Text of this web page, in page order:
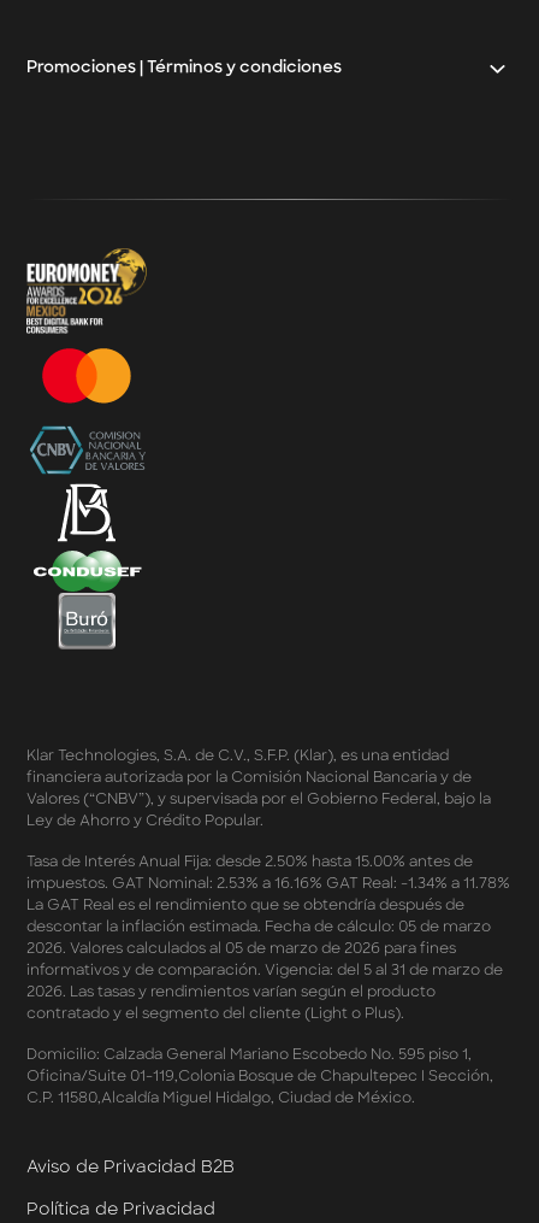
Promociones | Términos y condiciones
Términos y Condiciones - SplitK Tarjeta de Crédito No
Términos y Condiciones – Acceso a Klar Plus sin costo
Términos y Condiciones – 20% Cashback en
supermercados participantes
Términos y Condiciones Juegos de Mexico 2026
Términos y Condiciones - Amazon Prime Day 2026
Términos y Condiciones – Diferimiento de Compras
con 0% de Interés Desde App
Términos y Condiciones de Beneficios Uber Card
Powered by Klar
Klarfest - Mayo 2026
Klarfest - Día de las Madres 2026
Compra Mínima Klar Plus - SplitK 0% - Cashback
Starbucks 50% - Cashback 20% Décima Compra
Términos y Condiciones - Cashback Primera Compra
en Apple Pay
Términos y Condiciones - Mastercard te lleva a la
Términos y Condiciones – Fechas Dobles “3 de 3” 2026
Mercado Libre
Términos y Condiciones - Reducción Tasa de Interés en
Términos y Condiciones - Apartados - Tasas
Preferentes Febrero 2026
Términos y Condiciones - Programa de Cashback
AWIN
Pago de Servicios a MSI – Supermercados Enero -
Marzo 2026
Términos y Condiciones - Meses Sin Intereses y SplitK
Cashback
Términos y Condiciones Aplicables a la Tarjeta de
Apartados
Mastercard
Klar Technologies, S.A. de C.V., S.F.P. (Klar), es una entidad
financiera autorizada por la Comisión Nacional Bancaria y de
Valores (“CNBV”), y supervisada por el Gobierno Federal, bajo la
Ley de Ahorro y Crédito Popular.
Tasa de Interés Anual Fija: desde 2.50% hasta 15.00% antes de
impuestos. GAT Nominal: 2.53% a 16.16% GAT Real: -1.34% a 11.78%
La GAT Real es el rendimiento que se obtendría después de
descontar la inflación estimada. Fecha de cálculo: 05 de marzo
2026. Valores calculados al 05 de marzo de 2026 para fines
informativos y de comparación. Vigencia: del 5 al 31 de marzo de
2026. Las tasas y rendimientos varían según el producto
contratado y el segmento del cliente (Light o Plus).
Domicilio: Calzada General Mariano Escobedo No. 595 piso 1,
Oficina/Suite 01-119,Colonia Bosque de Chapultepec I Sección,
C.P. 11580,Alcaldía Miguel Hidalgo, Ciudad de México.
Aviso de Privacidad B2B
Política de Privacidad